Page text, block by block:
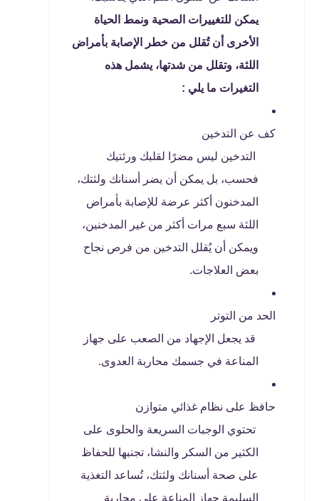
يمكن للتغييرات الصحية ونمط الحياة
الأخرى أن تُقلل من خطر الإصابة بأمراض
اللثة، وتقلل من شدتها، يشمل هذه
التغيرات ما يلي :
كف عن التدخين
التدخين ليس مضرًا لقلبك ورئتيك
فحسب، بل يمكن أن يضر أسنانك ولثتك،
المدخنون أكثر عرضة للإصابة بأمراض
اللثة سبع مرات أكثر من غير المدخنين،
ويمكن أن يُقلل التدخين من فرص نجاح
بعض العلاجات.
الحد من التوتر
قد يجعل الإجهاد من الصعب على جهاز
المناعة في جسمك محاربة العدوى.
حافظ على نظام غذائي متوازن
تحتوي الوجبات السريعة والحلوى على
الكثير من السكر والنشا، تجنبها للحفاظ
على صحة أسنانك ولثتك، تُساعد التغذية
السليمة جهاز المناعة على محاربة